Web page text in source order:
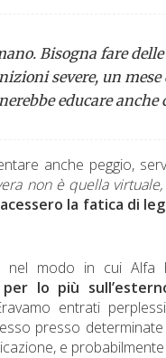
Bisogna fare
severe, un
educare
anche peggio,
non è quella
la fatica di
nel modo in cui Alfa
per lo più
entrati
presso
e